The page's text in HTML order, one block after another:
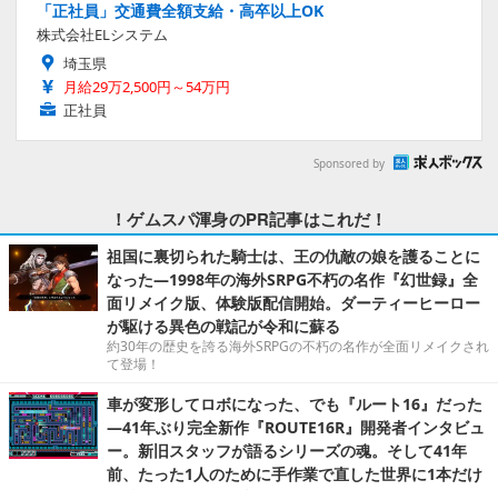
「正社員」交通費全額支給・高卒以上OK
株式会社ELシステム
埼玉県
月給29万2,500円～54万円
正社員
Sponsored by
！ゲムスパ渾身のPR記事はこれだ！
祖国に裏切られた騎士は、王の仇敵の娘を護ることに
なった―1998年の海外SRPG不朽の名作『幻世録』全
面リメイク版、体験版配信開始。ダーティーヒーロー
が駆ける異色の戦記が令和に蘇る
約30年の歴史を誇る海外SRPGの不朽の名作が全面リメイクされ
て登場！
車が変形してロボになった、でも『ルート16』だった
―41年ぶり完全新作『ROUTE16R』開発者インタビュ
ー。新旧スタッフが語るシリーズの魂。そして41年
前、たった1人のために手作業で直した世界に1本だけ